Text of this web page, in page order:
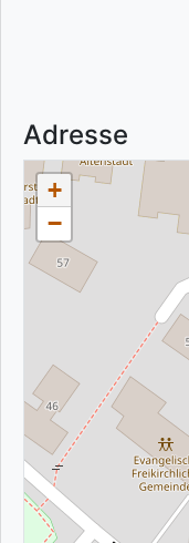
Adresse
+
−